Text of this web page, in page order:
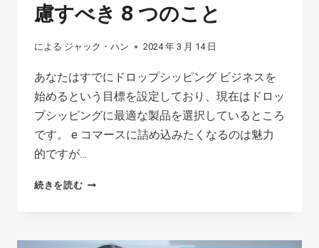
告
作
成
慮すべき 8 つのこと
による ジャック・ハン 2024 年 3 月 14 日
あなたはすでにドロップシッピング ビジネスを
始めるという目標を設定しており、現在はドロッ
プシッピングに最適な製品を選択しているところ
です。 e コマースに詰め込みたくなるのは魅力
的ですが…
続きを読むド
プ